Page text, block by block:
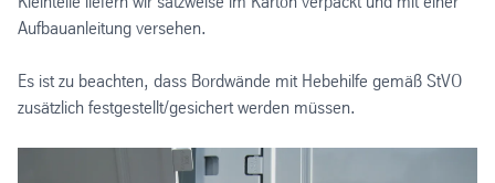
Aufbauanleitung versehen.
Es ist zu beachten, dass Bordwände mit Hebehilfe gemäß StVO
zusätzlich festgestellt/gesichert werden müssen.